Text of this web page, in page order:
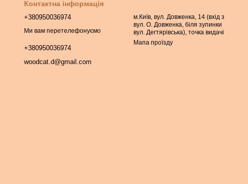
Контактна інформація
+380950036974
Ми вам перетелефонуємо
+380950036974
woodcat.d@gmail.com
м.Київ, вул. Довженка, 14 (вхід з
вул. О. Довженка, біля зупинки
вул. Дегтярівська), точка видачі
Мапа проїзду